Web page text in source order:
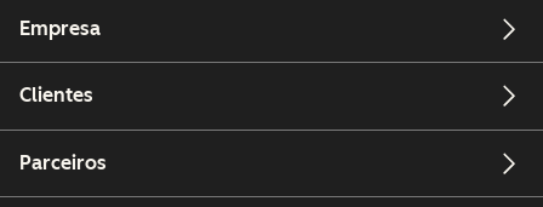
Empresa
Clientes
Parceiros